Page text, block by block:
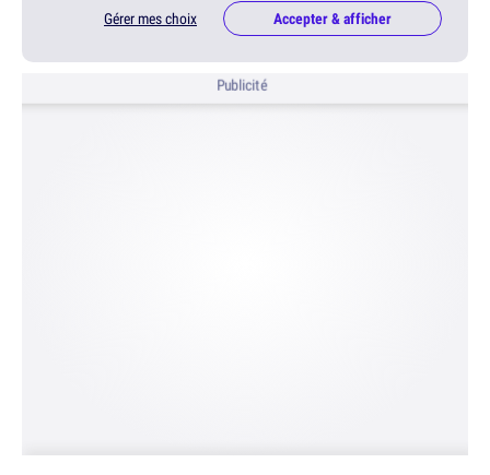
Gérer mes choix Accepter & afficher
Publicité